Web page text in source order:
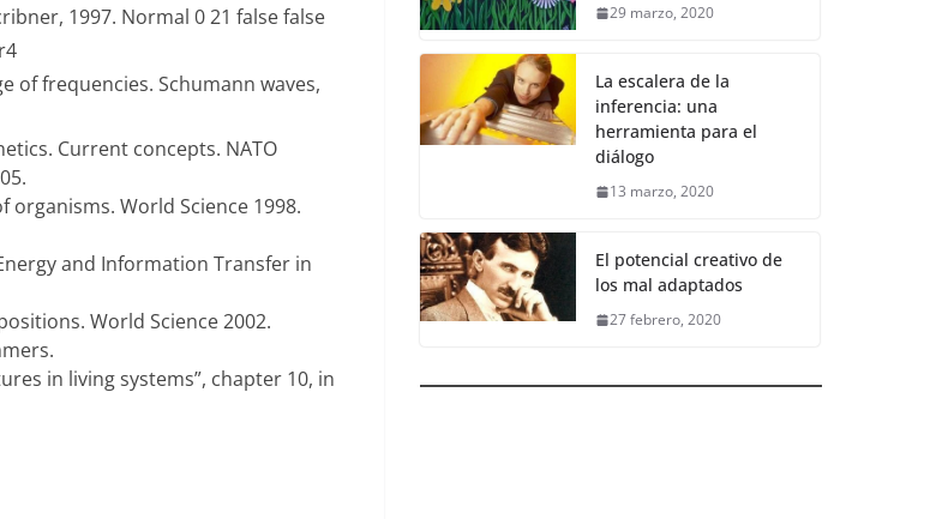
1997. Normal 0 21 false false
of frequencies. Schumann waves,
Current concepts. NATO
organisms. World Science 1998.
and Information Transfer in
World Science 2002.
in living systems”, chapter 10, in
29 marzo, 2020
La escalera de la
inferencia: una
herramienta para el
diálogo
13 marzo, 2020
El potencial creativo de
los mal adaptados
27 febrero, 2020